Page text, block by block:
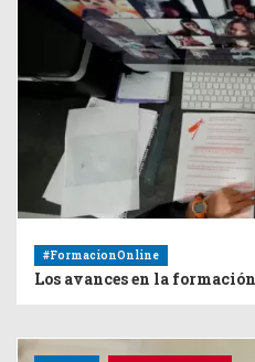
#FormacionOnline
Los avances en la